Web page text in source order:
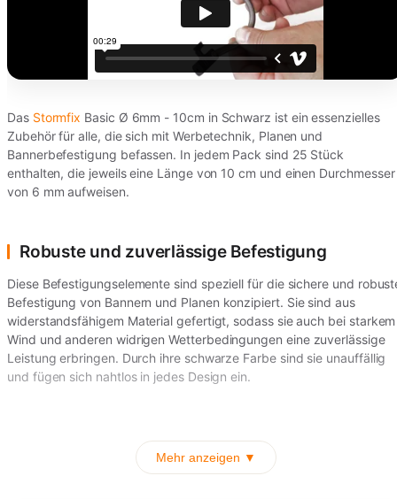
Das Stormfix Basic Ø 6mm - 10cm in Schwarz ist ein essenzielles
Zubehör für alle, die sich mit Werbetechnik, Planen und
Bannerbefestigung befassen. In jedem Pack sind 25 Stück
enthalten, die jeweils eine Länge von 10 cm und einen Durchmesser
von 6 mm aufweisen.
Robuste und zuverlässige Befestigung
Diese Befestigungselemente sind speziell für die sichere und
Befestigung von Bannern und Planen konzipiert. Sie sind aus
widerstandsfähigem Material gefertigt, sodass sie auch bei starkem
Wind und anderen widrigen Wetterbedingungen eine zuverlässige
Leistung erbringen. Durch ihre schwarze Farbe sind sie unauffällig
und fügen sich nahtlos in jedes Design ein.
Mehr anzeigen ▼